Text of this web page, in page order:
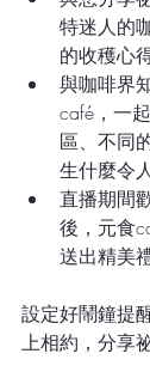
特迷人的
的收穫心
與咖啡界
café，一
區、不同
生什麼令
直播期間
後，元食
送出精美
設定好鬧鐘提
上相約，分享